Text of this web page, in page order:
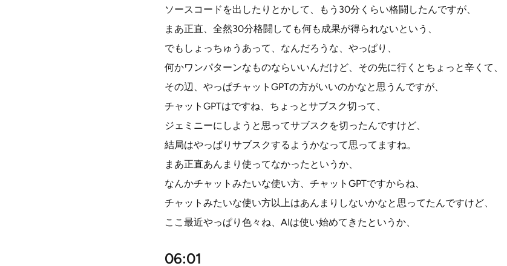
ソースコードを出したりとかして、もう30分くらい格闘したんですが、
まあ正直、全然30分格闘しても何も成果が得られないという、
でもしょっちゅうあって、なんだろうな、やっぱり、
何かワンパターンなものならいいんだけど、その先に行くとちょっと辛くて、
その辺、やっぱチャットGPTの方がいいのかなと思うんですが、
チャットGPTはですね、ちょっとサブスク切って、
ジェミニーにしようと思ってサブスクを切ったんですけど、
結局はやっぱりサブスクするようかなって思ってますね。
まあ正直あんまり使ってなかったというか、
なんかチャットみたいな使い方、チャットGPTですからね、
チャットみたいな使い方以上はあんまりしないかなと思ってたんですけど、
ここ最近やっぱり色々ね、AIは使い始めてきたというか、
06:01